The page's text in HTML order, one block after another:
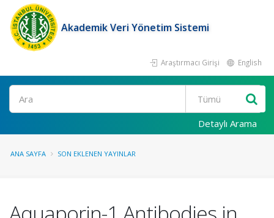
Akademik Veri Yönetim Sistemi
Araştırmacı Girişi English
Ara
Detaylı Arama
ANA SAYFA SON EKLENEN YAYINLAR